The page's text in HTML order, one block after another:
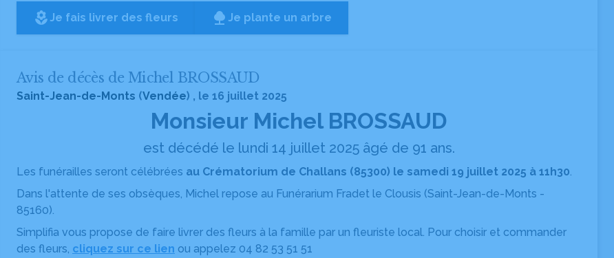
local_florist Je fais livrer des fleurs Je plante un arbre
Avis de décès de Michel BROSSAUD
Saint-Jean-de-Monts (Vendée) , le 16 juillet 2025
Monsieur Michel BROSSAUD
est décédé le lundi 14 juillet 2025 âgé de 91 ans.
Les funérailles seront célébrées au Crématorium de Challans (85300) le samedi 19 juillet 2025 à 11h30.
Dans l'attente de ses obsèques, Michel repose au Funérarium Fradet le Clousis (Saint-Jean-de-Monts -
85160).
Simplifia vous propose de faire livrer des fleurs à la famille par un fleuriste local. Pour choisir et commander
des fleurs, cliquez sur ce lien ou appelez 04 82 53 51 51